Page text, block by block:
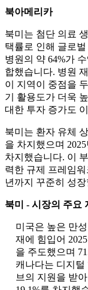
북아메리카
북미는 첨단 의료
택률로 인해 글로
병원의 약 64%가
합했습니다. 병원
이 지역이 중점을
기 활용도가 더욱
대한 투자 증가도
북미는 환자 유체
을 차지했으며
차지했습니다. 이
력한 규제 프레임
년까지 꾸준히 성
북미 - 시장의 주요
미국은 높은 만
재에 힘입어
을 주도했으며
캐나다는 디지털
브의 지원을 받